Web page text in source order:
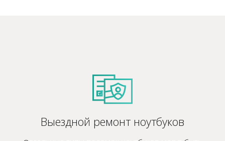
Выездной ремонт ноутбуков